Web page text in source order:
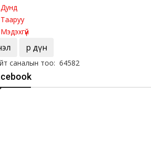
Дунд
Тааруу
Мэдэхгүй
Үр дүн
саналын тоо: 64582